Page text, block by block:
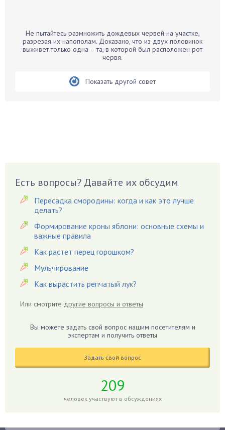
Бархатцы
Бегония
Вешенки
Виноград
Вредители
Гардения
Гацания
Гвоздики
Георгины
Гиацинт
Гладиолусы
Не пытайтесь размножить дождевых червей на участке,
разрезая их напополам. Доказано, что из двух половинок
выживет только одна – та, в которой был расположен рот
червя.
Показать другой совет
Есть вопросы? Давайте их обсудим
Пересадка смородины: когда и как это лучше
делать?
Формирование кроны яблони: основные схемы и
важные правила
Как растет перец горошком?
Мульчирование
Как вырастить репчатый лук?
Или смотрите другие вопросы и ответы
Вы можете задать свой вопрос нашим посетителям и
экспертам и получить ответы
Задать свой вопрос
209
человек участвуют в обсуждениях